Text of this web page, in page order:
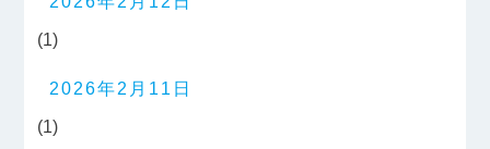
(1)
2026年2月11日
(1)